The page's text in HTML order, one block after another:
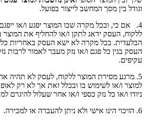
וגודל בין מסך המחשב לייצור בפועל.
4. אם כי, ובכל מקרה שבו המוצר יפגע ו/או
ללקוח, העסק ידאג לתקן ו/או להחליף את
הבלעדית. בכל מקרה לא ישא העסק באחריות
העסק בגין כל פגם ו/או נזק מעבר לאמור לרבות
עקיפים.
5. מרגע מסירת המוצר ללקוח, לעסק לא תהיה
למוצר ו/או לשימוש בו ובכלל זאת אך לא רק
ניודו ו/או כל נזק כספי ו/או אחר שעלול להיגרם
6. הזיכוי הינו אישי ולא ניתן להעברה או למכירה.